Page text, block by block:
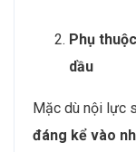
Phụ
dầu
Mặc dù nội lực
đáng kể vào